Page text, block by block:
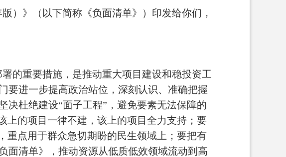
）》（以下简称《负面清单》）印发给你们，
的重要措施，是推动重大项目建设和稳投资工
要进一步提高政治站位，深刻认识、准确把握
决杜绝建设“面子工程”，避免要素无法保障的
上的项目一律不建，该上的项目全力支持；要
重点用于群众急切期盼的民生领域上；要把有
面清单》，推动资源从低质低效领域流动到高